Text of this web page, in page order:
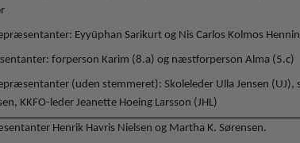
Eyyüphan Sarikurt og Nis Carlos Kolmos
forperson Karim (8.a) og næstforperson Alma (5.c)
(uden stemmeret): Skoleleder Ulla Jensen (UJ),
KKFO-leder Jeanette Hoeing Larsson (JHL)
Henrik Havris Nielsen og Martha K. Sørensen.